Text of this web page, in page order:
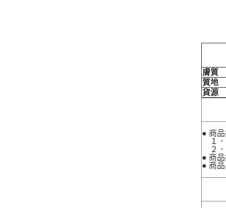
膚質
質地
貨源
● 商
１．
２．
● 商
● 商